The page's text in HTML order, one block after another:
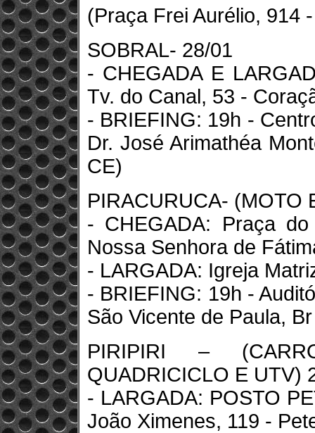
(Praça Frei Aurélio, 914
SOBRAL- 28/01
- CHEGADA E
Tv. do Canal, 53 -
- BRIEFING: 19h -
Dr. José Arimathéa
CE)
PIRACURUCA- (MOTO
- CHEGADA: Praça
Nossa Senhora de
- LARGADA: Igreja
- BRIEFING: 19h -
São Vicente de Paula,
PIRIPIRI –
QUADRICICLO E UTV)
- LARGADA: POSTO
João Ximenes, 119 -